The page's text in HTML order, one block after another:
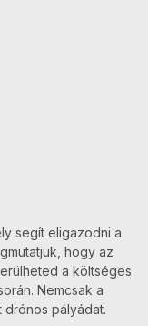
segít eligazodni a
hogy az
a költséges
Nemcsak a
drónos pályádat.